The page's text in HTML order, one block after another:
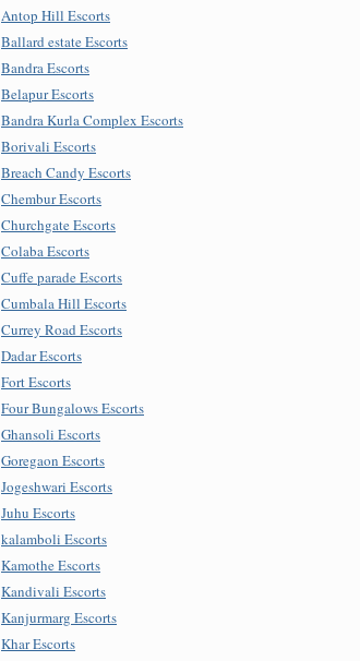
Antop Hill Escorts
Ballard estate Escorts
Bandra Escorts
Belapur Escorts
Bandra Kurla Complex Escorts
Borivali Escorts
Breach Candy Escorts
Chembur Escorts
Churchgate Escorts
Colaba Escorts
Cuffe parade Escorts
Cumbala Hill Escorts
Currey Road Escorts
Dadar Escorts
Fort Escorts
Four Bungalows Escorts
Ghansoli Escorts
Goregaon Escorts
Jogeshwari Escorts
Juhu Escorts
kalamboli Escorts
Kamothe Escorts
Kandivali Escorts
Kanjurmarg Escorts
Khar Escorts